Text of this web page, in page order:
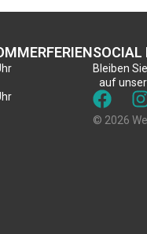
SOCIAL
Bleiben
auf
© 2026